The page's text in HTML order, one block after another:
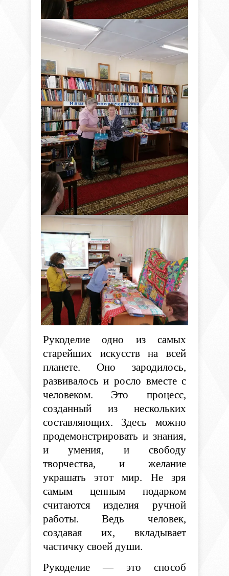
Рукоделие одно из самых
старейших искусств на всей
планете. Оно зародилось,
развивалось и росло вместе с
человеком. Это процесс,
созданный из нескольких
составляющих. Здесь можно
продемонстрировать и знания,
и умения, и свободу
творчества, и желание
украшать этот мир. Не зря
самым ценным подарком
считаются изделия ручной
работы. Ведь человек,
создавая их, вкладывает
частичку своей души.
Рукоделие — это способ